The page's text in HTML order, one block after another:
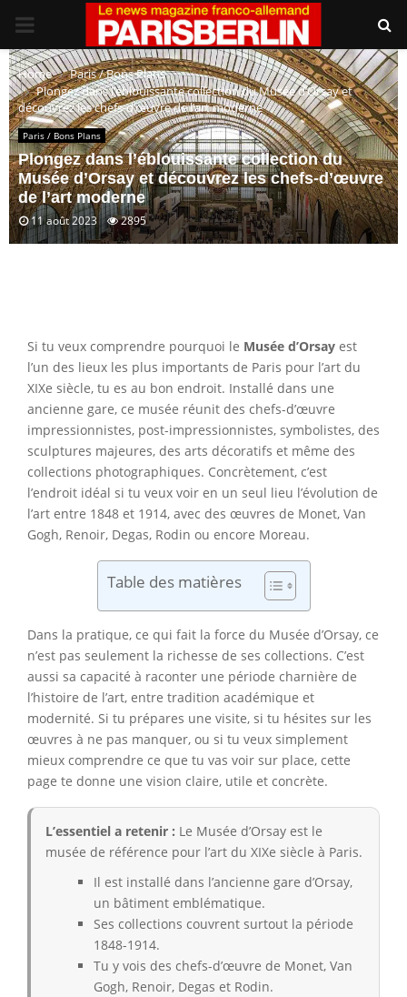
PRIMARY
MENU
Home
Paris / Bons Plans
Plongez dans l’éblouissante collection du Musée d’Orsay et
découvrez les chefs-d’œuvre de l’art moderne
Paris / Bons Plans
Plongez dans l’éblouissante collection du
Musée d’Orsay et découvrez les chefs-d’œuvre
de l’art moderne
11 août 2023 2895
Si tu veux comprendre pourquoi le Musée d’Orsay est
l’un des lieux les plus importants de Paris pour l’art du
XIXe siècle, tu es au bon endroit. Installé dans une
ancienne gare, ce musée réunit des chefs-d’œuvre
impressionnistes, post-impressionnistes, symbolistes, des
sculptures majeures, des arts décoratifs et même des
collections photographiques. Concrètement, c’est
l’endroit idéal si tu veux voir en un seul lieu l’évolution de
l’art entre 1848 et 1914, avec des œuvres de Monet, Van
Gogh, Renoir, Degas, Rodin ou encore Moreau.
Table des matières
Dans la pratique, ce qui fait la force du Musée d’Orsay, ce
n’est pas seulement la richesse de ses collections. C’est
aussi sa capacité à raconter une période charnière de
l’histoire de l’art, entre tradition académique et
modernité. Si tu prépares une visite, si tu hésites sur les
œuvres à ne pas manquer, ou si tu veux simplement
mieux comprendre ce que tu vas voir sur place, cette
page te donne une vision claire, utile et concrète.
L’essentiel a retenir : Le Musée d’Orsay est le
musée de référence pour l’art du XIXe siècle à Paris.
Il est installé dans l’ancienne gare d’Orsay,
un bâtiment emblématique.
Ses collections couvrent surtout la période
1848-1914.
Tu y vois des chefs-d’œuvre de Monet, Van
Gogh, Renoir, Degas et Rodin.